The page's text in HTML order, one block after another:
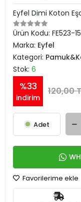
Eyfel Dimi Koton
Ürün Kodu: FE523-15
Marka: Eyfel
Kategori:
Stok: 6
%33
indirim
120,00
Adet
Favorilerime ekle